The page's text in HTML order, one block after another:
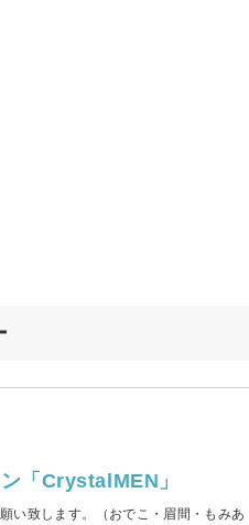
「CrystalMEN」
い致します。（おでこ・眉間・もみあ